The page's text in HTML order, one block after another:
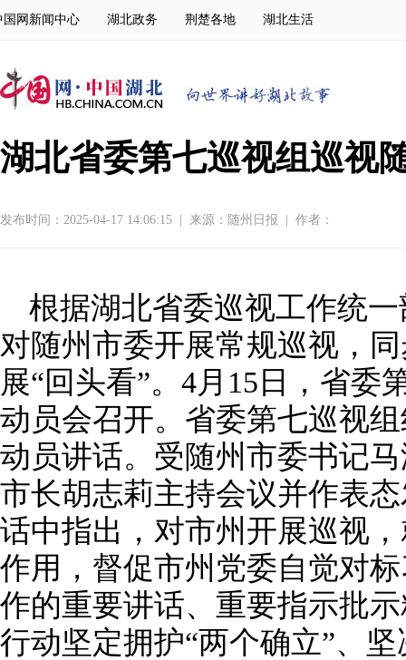
国网新闻中心 湖北政务 荆楚各地 湖北生活
湖北省委第七巡视组巡视
发布时间：2025-04-17 14:06:15 来源： 随州日报 作者：
根据湖北省委巡视工作统
对随州市委开展常规巡视，
展“回头看”。4月15日，省委
动员会召开。省委第七巡视
动员讲话。受随州市委书记
市长胡志莉主持会议并作表
话中指出，对市州开展巡视
作用，督促市州党委自觉对
作的重要讲话、重要指示批
行动坚定拥护“两个确立”、